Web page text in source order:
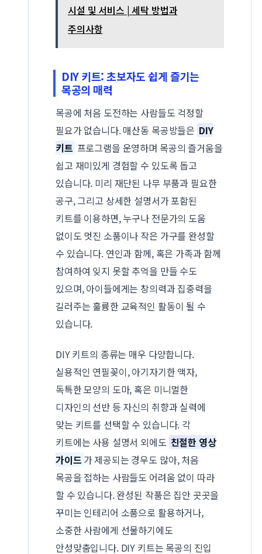
시설 및 서비스 | 세탁 방법과
주의사항
DIY 키트: 초보자도 쉽게 즐기는
목공의 매력
목공에 처음 도전하는 사람들도 걱정할
필요가 없습니다. 매산동 목공방들은 DIY
키트 프로그램을 운영하며 목공의 즐거움을
쉽고 재미있게 경험할 수 있도록 돕고
있습니다. 미리 재단된 나무 부품과 필요한
공구, 그리고 상세한 설명서가 포함된
키트를 이용하면, 누구나 전문가의 도움
없이도 멋진 소품이나 작은 가구를 완성할
수 있습니다. 연인과 함께, 혹은 가족과 함께
참여하여 잊지 못할 추억을 만들 수도
있으며, 아이들에게는 창의력과 집중력을
길러주는 훌륭한 교육적인 활동이 될 수
있습니다.
DIY 키트의 종류는 매우 다양합니다.
실용적인 연필꽂이, 아기자기한 액자,
독특한 모양의 도마, 혹은 미니멀한
디자인의 선반 등 자신의 취향과 실력에
맞는 키트를 선택할 수 있습니다. 각
키트에는 사용 설명서 외에도 친절한 영상
가이드 가 제공되는 경우도 많아, 처음
목공을 접하는 사람들도 어려움 없이 따라
할 수 있습니다. 완성된 작품은 집안 곳곳을
꾸미는 인테리어 소품으로 활용하거나,
소중한 사람에게 선물하기에도
안성맞춤입니다. DIY 키트는 목공의 진입